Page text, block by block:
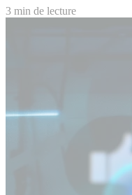
3 min de lecture